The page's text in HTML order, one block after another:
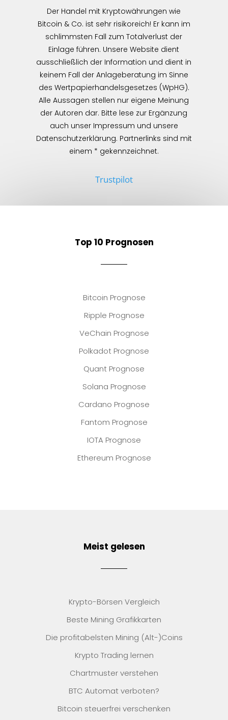
Der Handel mit Kryptowährungen wie
Bitcoin & Co. ist sehr risikoreich! Er kann im
schlimmsten Fall zum Totalverlust der
Einlage führen. Unsere Website dient
ausschließlich der Information und dient in
keinem Fall der Anlageberatung im Sinne
des Wertpapierhandelsgesetzes (WpHG).
Alle Aussagen stellen nur eigene Meinung
der Autoren dar. Bitte lese zur Ergänzung
auch unser Impressum und unsere
Datenschutzerklärung. Partnerlinks sind mit
einem * gekennzeichnet.
Trustpilot
Top 10 Prognosen
Bitcoin Prognose
Ripple Prognose
VeChain Prognose
Polkadot Prognose
Quant Prognose
Solana Prognose
Cardano Prognose
Fantom Prognose
IOTA Prognose
Ethereum Prognose
Meist gelesen
Krypto-Börsen Vergleich
Beste Mining Grafikkarten
Die profitabelsten Mining (Alt-)Coins
Krypto Trading lernen
Chartmuster verstehen
BTC Automat verboten?
Bitcoin steuerfrei verschenken